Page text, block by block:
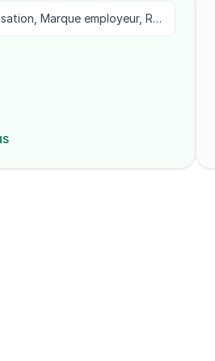
tout en les laissant
les associations
Fidélisation, Marque employeur, RSE